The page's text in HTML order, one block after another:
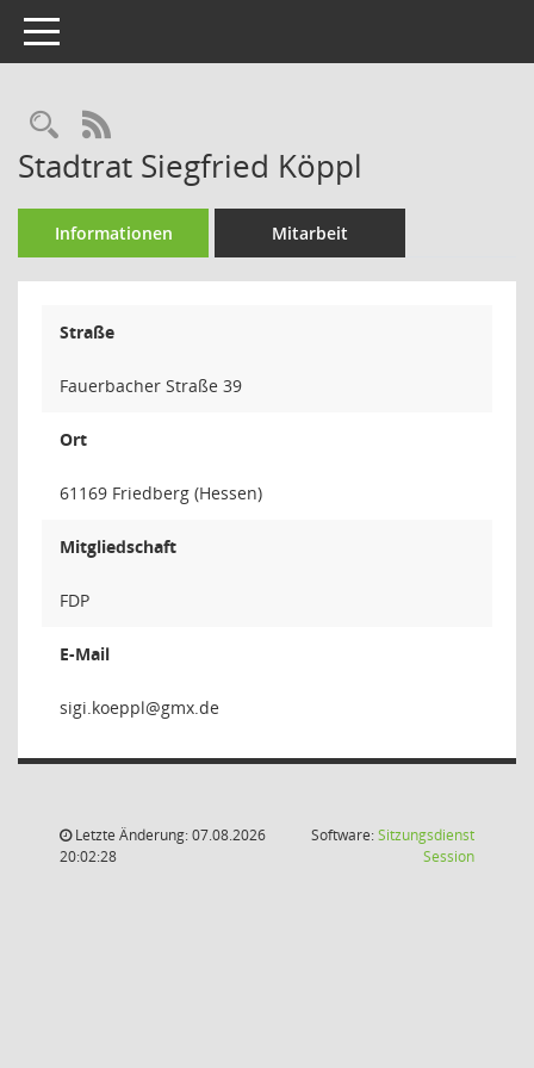
Toggle navigation
Rechercheauswahl
RSS-Feed
Stadtrat Siegfried Köppl
Informationen Mitarbeit
Straße
Fauerbacher Straße 39
Ort
61169 Friedberg (Hessen)
Mitgliedschaft
FDP
E-Mail
lppeo
Letzte Änderung: 07.08.2026
20:02:28
Software:Sitzungsdienst
Session(Wird in